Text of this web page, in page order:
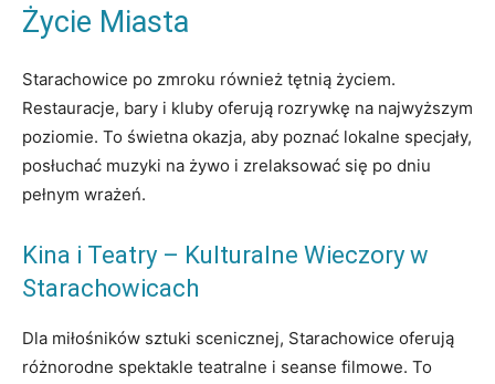
Życie Miasta
Starachowice po zmroku również tętnią życiem.
Restauracje, bary i kluby oferują rozrywkę na najwyższym
poziomie. To świetna okazja, aby poznać lokalne specjały,
posłuchać muzyki na żywo i zrelaksować się po dniu
pełnym wrażeń.
Kina i Teatry – Kulturalne Wieczory w
Starachowicach
Dla miłośników sztuki scenicznej, Starachowice oferują
różnorodne spektakle teatralne i seanse filmowe. To